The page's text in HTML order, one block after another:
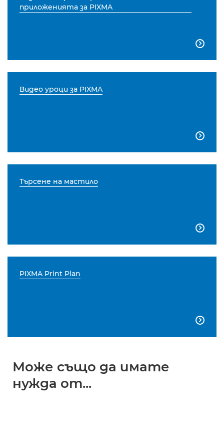
приложенията за PIXMA

Видео уроци за PIXMA

Търсене на мастило

PIXMA Print Plan

Може също да имате
нужда от...